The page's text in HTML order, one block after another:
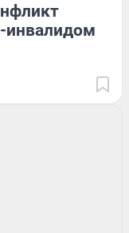
инвалидом